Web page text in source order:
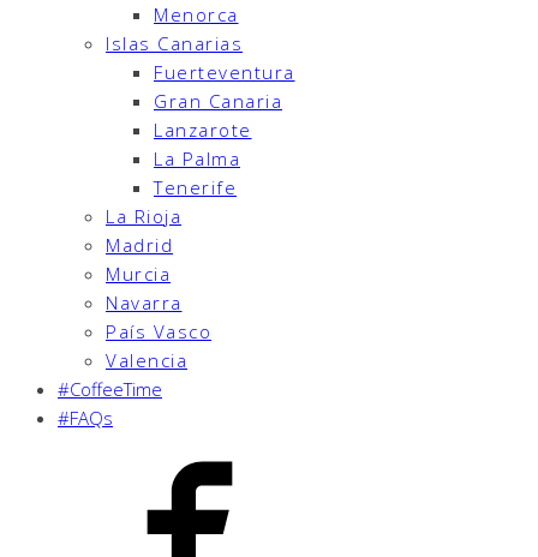
Menorca
Islas Canarias
Fuerteventura
Gran Canaria
Lanzarote
La Palma
Tenerife
La Rioja
Madrid
Murcia
Navarra
País Vasco
Valencia
#CoffeeTime
#FAQs